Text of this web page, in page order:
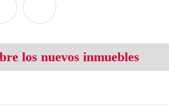
los nuevos inmuebles